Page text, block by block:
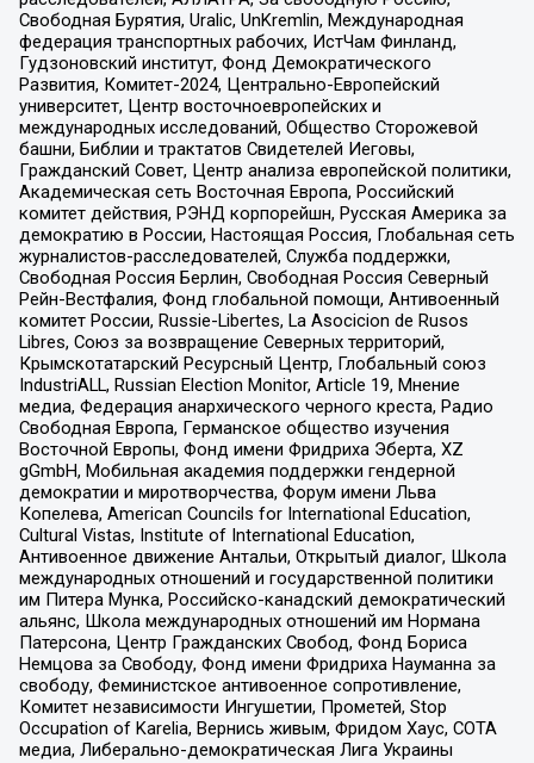
Свободная Бурятия, Uralic, UnKremlin, Международная
федерация транспортных рабочих, ИстЧам Финланд,
Гудзоновский институт, Фонд Демократического
Развития, Комитет-2024, Центрально-Европейский
университет, Центр восточноевропейских и
международных исследований, Общество Сторожевой
башни, Библии и трактатов Свидетелей Иеговы,
Гражданский Совет, Центр анализа европейской политики,
Академическая сеть Восточная Европа, Российский
комитет действия, РЭНД корпорейшн, Русская Америка за
демократию в России, Настоящая Россия, Глобальная сеть
журналистов-расследователей, Служба поддержки,
Свободная Россия Берлин, Свободная Россия Северный
Рейн-Вестфалия, Фонд глобальной помощи, Антивоенный
комитет России, Russie-Libertes, La Asocicion de Rusos
Libres, Союз за возвращение Северных территорий,
Крымскотатарский Ресурсный Центр, Глобальный союз
IndustriALL, Russian Election Monitor, Article 19, Мнение
медиа, Федерация анархического черного креста, Радио
Свободная Европа, Германское общество изучения
Восточной Европы, Фонд имени Фридриха Эберта, XZ
gGmbH, Мобильная академия поддержки гендерной
демократии и миротворчества, Форум имени Льва
Копелева, American Councils for International Education,
Cultural Vistas, Institute of International Education,
Антивоенное движение Антальи, Открытый диалог, Школа
международных отношений и государственной политики
им Питера Мунка, Российско-канадский демократический
альянс, Школа международных отношений им Нормана
Патерсона, Центр Гражданских Свобод, Фонд Бориса
Немцова за Свободу, Фонд имени Фридриха Науманна за
свободу, Феминистское антивоенное сопротивление,
Комитет независимости Ингушетии, Прометей, Stop
Occupation of Karelia, Вернись живым, Фридом Хаус, СОТА
медиа, Либерально-демократическая Лига Украины